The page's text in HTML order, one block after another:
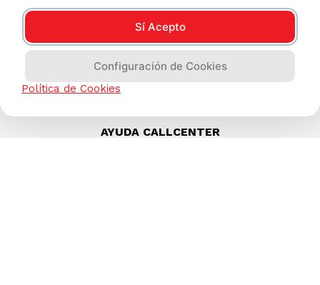
AYUDA CALLCENTER
Sí Acepto
Configuración de Cookies
Política de Cookies